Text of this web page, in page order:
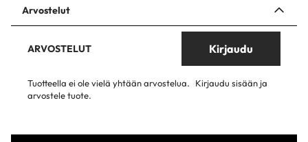
Arvostelut
ARVOSTELUT Kirjaudu
Tuotteella ei ole vielä yhtään arvostelua.
Kirjaudu sisään ja
arvostele tuote.